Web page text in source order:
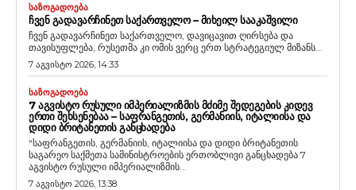
ᲡᲐᲖᲝᲒᲐᲓᲝᲔᲑᲐ
ᲩᲕᲔᲜ ᲒᲐᲓᲐᲕᲐᲠᲩᲘᲜᲔᲗ ᲡᲐᲥᲐᲠᲗᲕᲔᲚᲝ – ᲛᲘᲮᲔᲘᲚ ᲡᲐᲐᲙᲐᲨᲕᲘᲚᲘ
ჩვენ გადავარჩინეთ საქართველო, დავიცავით ღირსება და
თავისუფლება, რუსეთმა კი ომის ვერც ერთ სტრატეგიულ მიზანს...
7 აგვისტო 2026, 14:33
ᲡᲐᲖᲝᲒᲐᲓᲝᲔᲑᲐ
7 ᲐᲒᲕᲘᲡᲢᲝ ᲠᲣᲡᲣᲚᲘ ᲘᲛᲞᲔᲠᲘᲐᲚᲘᲖᲛᲘᲡ ᲛᲫᲘᲛᲔ ᲨᲔᲓᲔᲒᲔᲑᲘᲡ ᲙᲘᲓᲔᲕ
ᲔᲠᲗᲘ ᲨᲔᲮᲡᲔᲜᲔᲑᲐᲐ – ᲡᲐᲤᲠᲐᲜᲒᲔᲗᲘᲡ, ᲒᲔᲠᲛᲐᲜᲘᲘᲡ, ᲘᲢᲐᲚᲘᲘᲡᲐ ᲓᲐ
ᲓᲘᲓᲘ ᲑᲠᲘᲢᲐᲜᲔᲗᲘᲡ ᲒᲐᲜᲪᲮᲐᲓᲔᲑᲐ
“საფრანგეთის, გერმანიის, იტალიისა და დიდი ბრიტანეთის
საგარეო საქმეთა სამინისტროების ერთობლივი განცხადება 7
აგვისტო რუსული იმპერიალიზმის...
7 აგვისტო 2026, 13:38